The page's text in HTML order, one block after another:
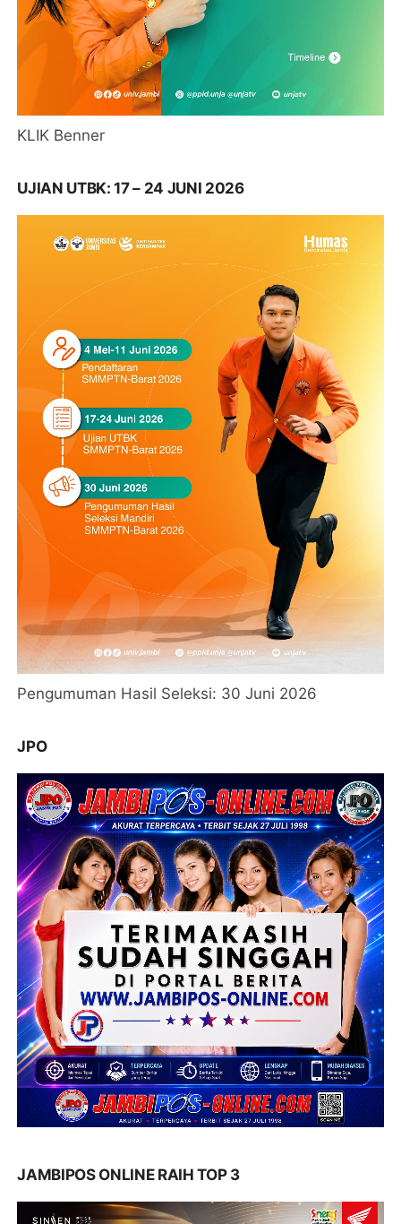
KLIK Benner
UJIAN UTBK: 17 – 24 JUNI 2026
Pengumuman Hasil Seleksi: 30 Juni 2026
JPO
JAMBIPOS ONLINE RAIH TOP 3